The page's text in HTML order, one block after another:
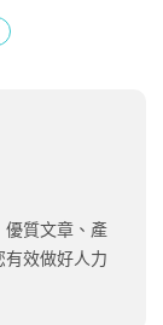
優質文章、產
有效做好人力